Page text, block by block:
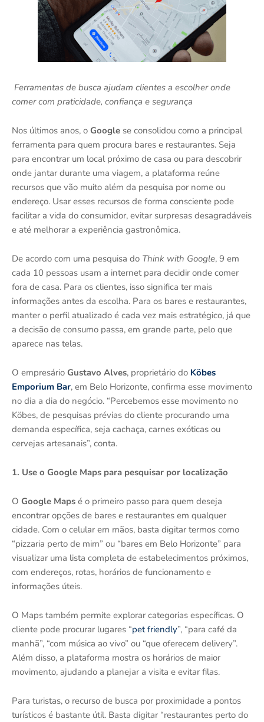
Ferramentas de busca ajudam clientes a escolher onde
comer com praticidade, confiança e segurança
Nos últimos anos, o Google se consolidou como a principal
ferramenta para quem procura bares e restaurantes. Seja
para encontrar um local próximo de casa ou para descobrir
onde jantar durante uma viagem, a plataforma reúne
recursos que vão muito além da pesquisa por nome ou
endereço. Usar esses recursos de forma consciente pode
facilitar a vida do consumidor, evitar surpresas desagradáveis
e até melhorar a experiência gastronômica.
De acordo com uma pesquisa do Think with Google, 9 em
cada 10 pessoas usam a internet para decidir onde comer
fora de casa. Para os clientes, isso significa ter mais
informações antes da escolha. Para os bares e restaurantes,
manter o perfil atualizado é cada vez mais estratégico, já que
a decisão de consumo passa, em grande parte, pelo que
aparece nas telas.
O empresário Gustavo Alves, proprietário do Köbes
Emporium Bar, em Belo Horizonte, confirma esse movimento
no dia a dia do negócio. “Percebemos esse movimento no
Köbes, de pesquisas prévias do cliente procurando uma
demanda específica, seja cachaça, carnes exóticas ou
cervejas artesanais”, conta.
1. Use o Google Maps para pesquisar por localização
O Google Maps é o primeiro passo para quem deseja
encontrar opções de bares e restaurantes em qualquer
cidade. Com o celular em mãos, basta digitar termos como
“pizzaria perto de mim” ou “bares em Belo Horizonte” para
visualizar uma lista completa de estabelecimentos próximos,
com endereços, rotas, horários de funcionamento e
informações úteis.
O Maps também permite explorar categorias específicas. O
cliente pode procurar lugares “pet friendly”, “para café da
manhã”, “com música ao vivo” ou “que oferecem delivery”.
Além disso, a plataforma mostra os horários de maior
movimento, ajudando a planejar a visita e evitar filas.
Para turistas, o recurso de busca por proximidade a pontos
turísticos é bastante útil. Basta digitar “restaurantes perto do